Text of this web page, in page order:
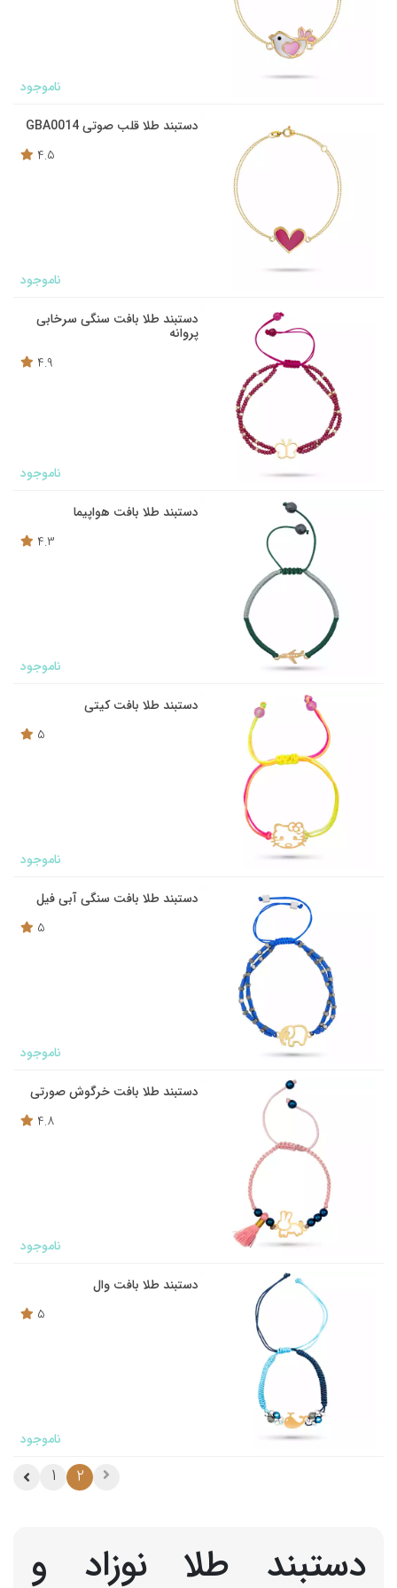
ناموجود
دستبند طلا قلب صوتی GBA0014
4.5
ناموجود
دستبند طلا بافت سنگی سرخابی
پروانه
4.9
ناموجود
دستبند طلا بافت هواپیما
4.3
ناموجود
دستبند طلا بافت کیتی
5
ناموجود
دستبند طلا بافت سنگی آبی فیل
5
ناموجود
دستبند طلا بافت خرگوش صورتی
4.8
ناموجود
دستبند طلا بافت وال
5
ناموجود
1 2
دستبند طلا نوزاد و